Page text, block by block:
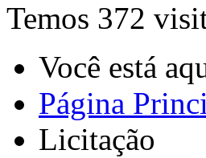
Temos 372
Você está
Página
Licitação